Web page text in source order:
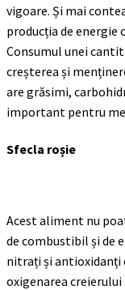
vigoare. Și mai
producția de energie
Consumul unei
creșterea și
are grăsimi,
important pentru
Sfecla roșie
Acest aliment nu
de combustibil și de
nitrați și antioxidanți
oxigenarea creierului